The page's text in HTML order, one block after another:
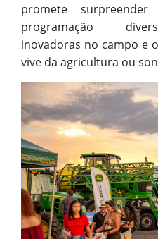
promete
programação
inovadoras no campo e
vive da agricultura ou